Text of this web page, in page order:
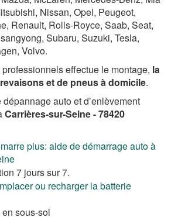
Nissan, Opel, Peugeot,
Renault, Rolls-Royce, Saab, Seat,
Subaru, Suzuki, Tesla,
Volvo.
effectue le montage, la
et de pneus à domicile.
auto et d’enlèvement
Carrières-sur-Seine - 78420
plus: aide de démarrage auto à
7 jours sur 7.
ou recharger la batterie
sous-sol